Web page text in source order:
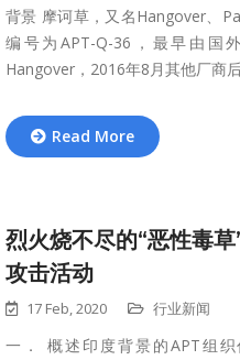
背景 摩诃草，又名Hangover、
编号为APT-Q-36，最早由国
Hangover，2016年8月其他厂商
Read More
烈火烧不尽的“恶性毒
攻击活动
17 Feb, 2020 行业新闻
一． 概述印度背景的APT组